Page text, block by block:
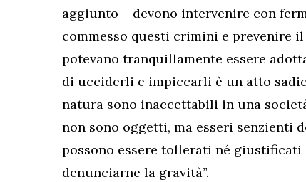
aggiunto – devono intervenire con
commesso questi crimini e
potevano tranquillamente essere
di ucciderli e impiccarli è un atto
natura sono inaccettabili in una
non sono oggetti, ma esseri
possono essere tollerati né
denunciarne la gravità”.